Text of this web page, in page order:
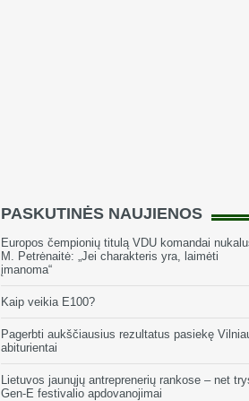
PASKUTINĖS NAUJIENOS
Europos čempionių titulą VDU komandai
M. Petrėnaitė: „Jei charakteris yra, laimėti
įmanoma“
Kaip veikia E100?
Pagerbti aukščiausius rezultatus pasiekę
abiturientai
Lietuvos jaunųjų antreprenerių rankose – net
Gen-E festivalio apdovanojimai